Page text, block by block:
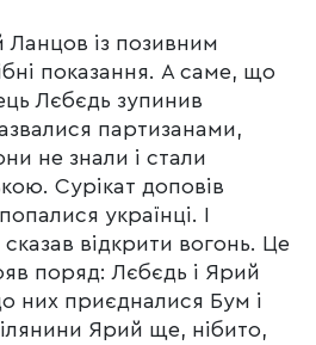
із позивним
показання. А саме, що
Лєбєдь зупинив
партизанами,
не знали і стали
Сурікат доповів
українці. І
відкрити вогонь. Це
поряд: Лєбєдь і Ярий
них приєдналися Бум і
Ярий ще, нібито,